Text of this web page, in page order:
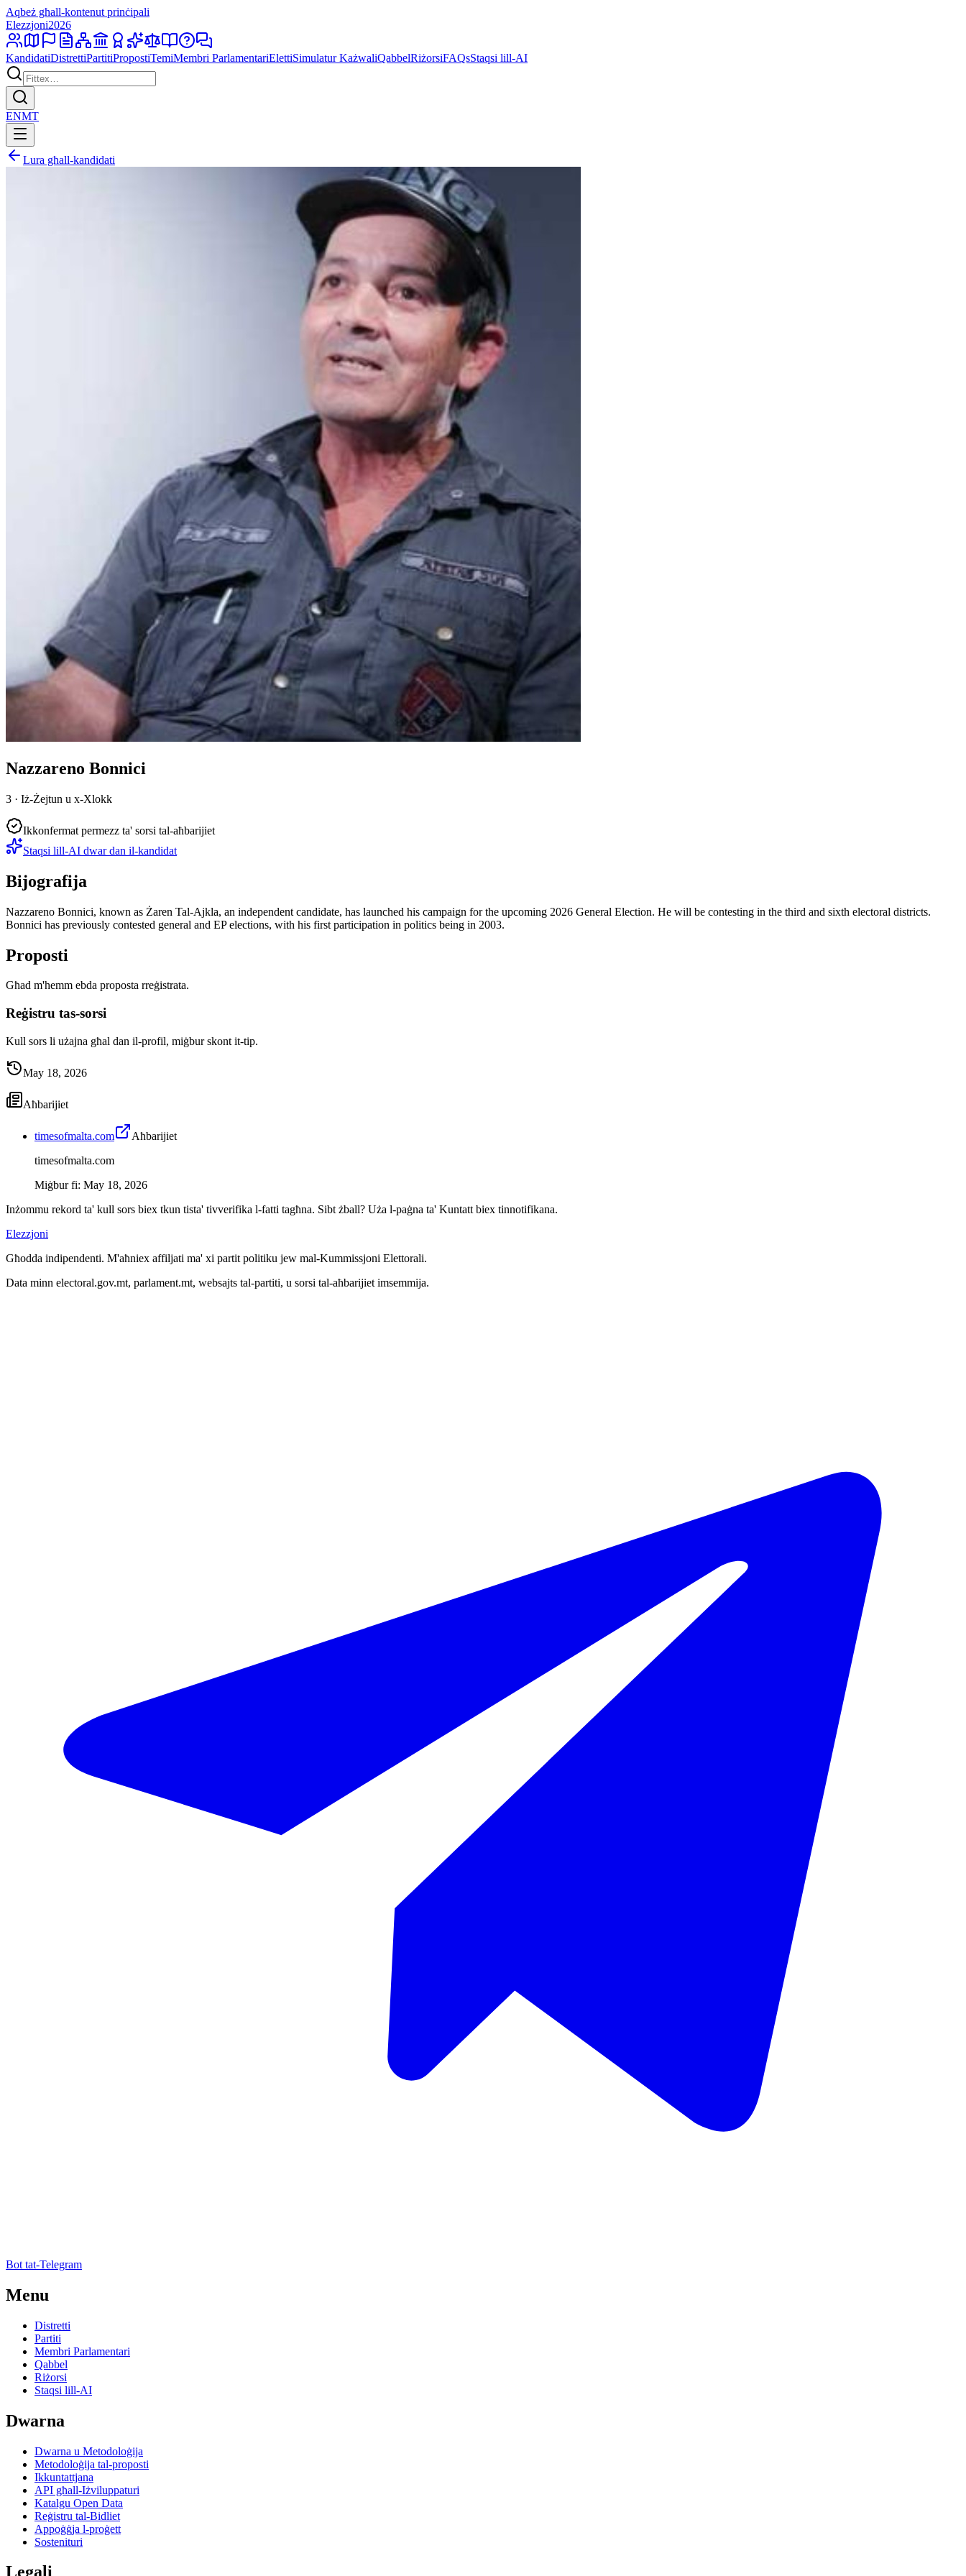
Aqbeż għall-kontenut prinċipali
Elezzjoni2026
KandidatiDistrettiPartitiPropostiTemiMembri ParlamentariElettiSimulatur KażwaliQabbelRiżorsiFAQsStaqsi lill-AI
ENMT
Lura għall-kandidati
Nazzareno Bonnici
3 · Iż-Żejtun u x-Xlokk
Ikkonfermat permezz ta' sorsi tal-aħbarijiet
Staqsi lill-AI dwar dan il-kandidat
Bijografija
Nazzareno Bonnici, known as Żaren Tal-Ajkla, an independent candidate, has launched his campaign for the upcoming 2026 General Election. He will be contesting in the third and sixth electoral districts.
Bonnici has previously contested general and EP elections, with his first participation in politics being in 2003.
Proposti
Għad m'hemm ebda proposta rreġistrata.
Reġistru tas-sorsi
Kull sors li użajna għal dan il-profil, miġbur skont it-tip.
May 18, 2026
Aħbarijiet
timesofmalta.com
Aħbarijiet
timesofmalta.com
Miġbur fi: May 18, 2026
Inżommu rekord ta' kull sors biex tkun tista' tivverifika l-fatti tagħna. Sibt żball? Uża l-paġna ta' Kuntatt biex tinnotifikana.
Elezzjoni
Għodda indipendenti. M'aħniex affiljati ma' xi partit politiku jew mal-Kummissjoni Elettorali.
Data minn electoral.gov.mt, parlament.mt, websajts tal-partiti, u sorsi tal-aħbarijiet imsemmija.
Bot tat-Telegram
Menu
Distretti
Partiti
Membri Parlamentari
Qabbel
Riżorsi
Staqsi lill-AI
Dwarna
Dwarna u Metodoloġija
Metodoloġija tal-proposti
Ikkuntattjana
API għall-Iżviluppaturi
Katalgu Open Data
Reġistru tal-Bidliet
Appoġġja l-proġett
Sostenituri
Legali